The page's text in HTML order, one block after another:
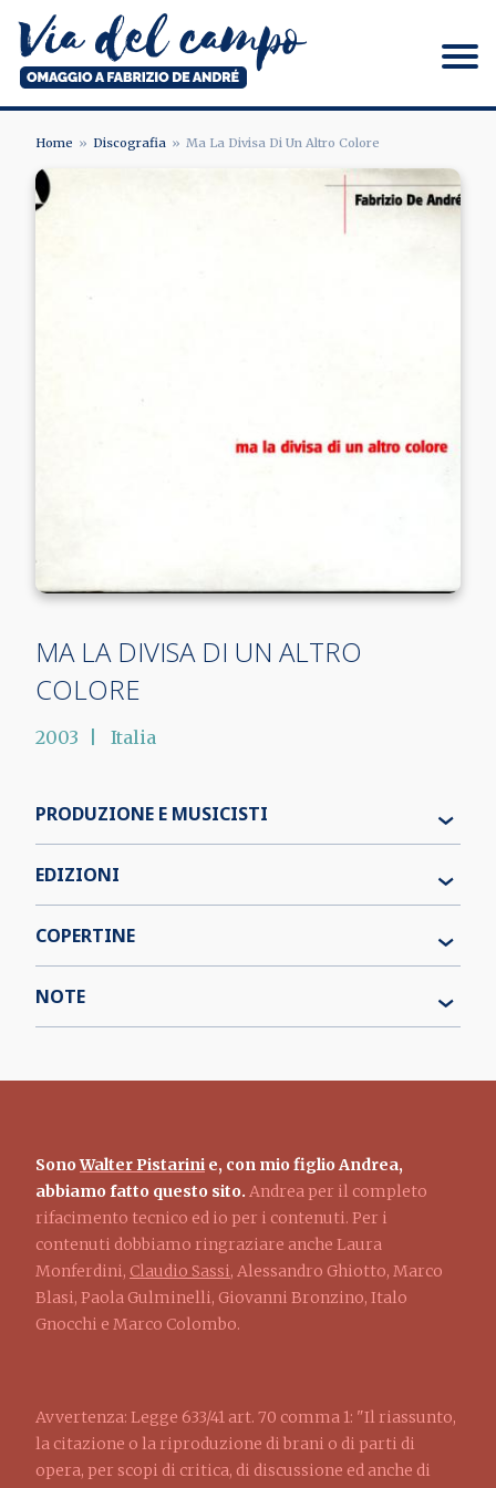
contenuto
principale
Via del campo
BRICIOLE
DI
Home Discografia Ma La Divisa Di Un Altro Colore
Image
MA LA DIVISA DI UN ALTRO
COLORE
2003 Italia
PRODUZIONE E MUSICISTI
EDIZIONI
COPERTINE
NOTE
SonoWalter Pistarini e, con mio figlio Andrea,
abbiamo fatto questo sito. Andrea per il completo
rifacimento tecnico ed io per i contenuti. Per i
contenuti dobbiamo ringraziare anche Laura
Monferdini, Claudio Sassi, Alessandro Ghiotto, Marco
Blasi, Paola Gulminelli, Giovanni Bronzino, Italo
Gnocchi e Marco Colombo.
Avvertenza: Legge 633/41 art. 70 comma 1: "Il riassunto,
la citazione o la riproduzione di brani o di parti di
opera, per scopi di critica, di discussione ed anche di